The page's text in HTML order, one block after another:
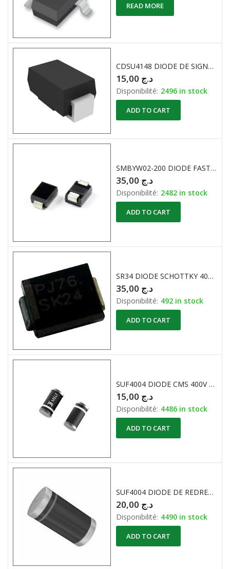
READ MORE
CDSU4148 DIODE DE SIGNAL 75V 150mA
د.ج
Disponibilité: 2496 in stock
ADD TO CART
SMBYW02-200 DIODE FAST RECOVERY 200V 2A CMS
د.ج
Disponibilité: 2482 in stock
ADD TO CART
SR34 DIODE SCHOTTKY 40V 3A CMS
د.ج
Disponibilité: 492 in stock
ADD TO CART
SUF4004 DIODE CMS 400V 1A
د.ج
Disponibilité: 4486 in stock
ADD TO CART
SUF4004 DIODE DE REDRESSEMENT CMS 400V 1A
د.ج
Disponibilité: 4490 in stock
ADD TO CART